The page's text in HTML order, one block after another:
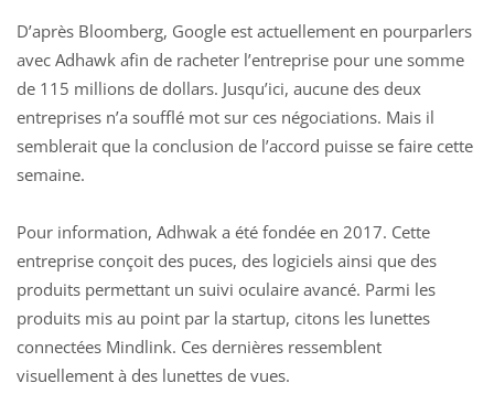
D’après Bloomberg, Google est actuellement en pourparlers
avec Adhawk afin de racheter l’entreprise pour une somme
de 115 millions de dollars. Jusqu’ici, aucune des deux
entreprises n’a soufflé mot sur ces négociations. Mais il
semblerait que la conclusion de l’accord puisse se faire cette
semaine.
Pour information, Adhwak a été fondée en 2017. Cette
entreprise conçoit des puces, des logiciels ainsi que des
produits permettant un suivi oculaire avancé. Parmi les
produits mis au point par la startup, citons les lunettes
connectées Mindlink. Ces dernières ressemblent
visuellement à des lunettes de vues.